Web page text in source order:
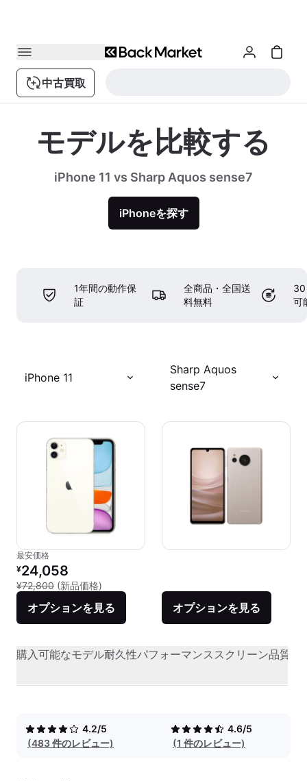
中古買取
モデルを比較する
iPhone 11 vs Sharp Aquos sense7
iPhoneを探す
1年間の動作保
証
全商品・全国送
料無料
30
可
iPhone 11
Sharp Aquos
sense7
最安価格
リファービッシュ品の価格：
¥24,058
¥72,800 (新品価格)
オプションを見る オプションを見る
購入可能なモデル耐久性パフォーマンススクリーン品質
4.2/5
(483 件のレビュー)
4.6/5
(1 件のレビュー)